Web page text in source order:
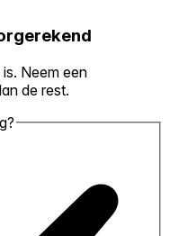
Neem een
de rest.